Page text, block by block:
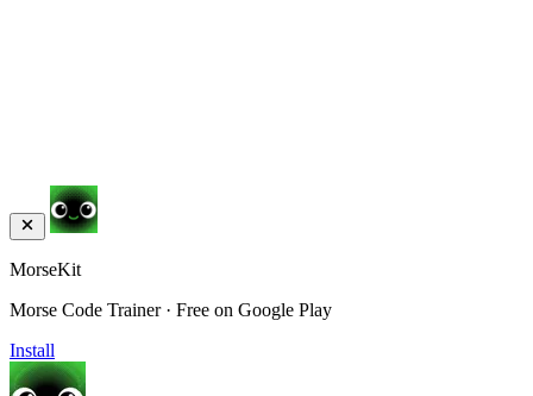
MorseKit
Morse Code Trainer · Free on Google Play
Install